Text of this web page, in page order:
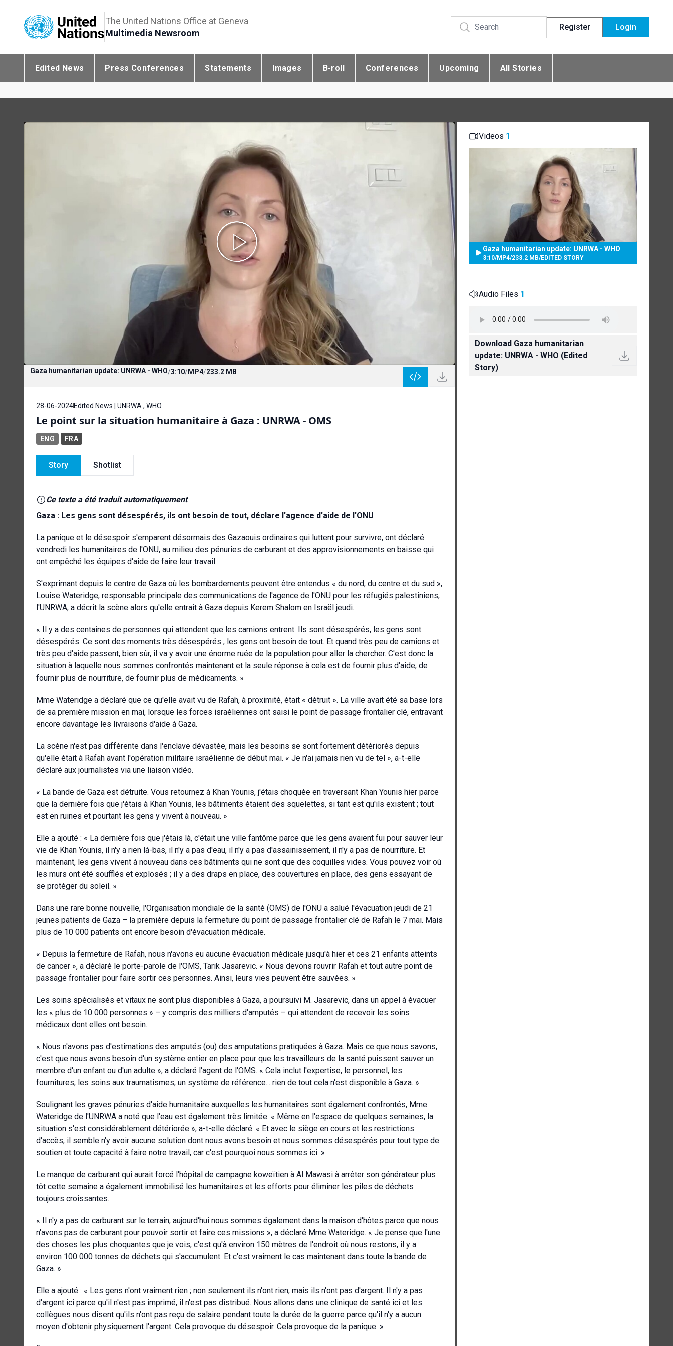
The United Nations Office at Geneva
Multimedia Newsroom
Register Login
Edited News Press Conferences Statements Images B-roll Conferences Upcoming All Stories
Gaza humanitarian update: UNRWA - WHO/3:10/MP4/233.2 MB
28-06-2024Edited News | UNRWA , WHO
Le point sur la situation humanitaire à Gaza : UNRWA - OMS
ENG FRA
Story Shotlist
Ce texte a été traduit automatiquement
Gaza : Les gens sont désespérés, ils ont besoin de tout, déclare l'agence d'aide de l'ONU
La panique et le désespoir s'emparent désormais des Gazaouis ordinaires qui luttent pour survivre, ont déclaré
vendredi les humanitaires de l'ONU, au milieu des pénuries de carburant et des approvisionnements en baisse qui
ont empêché les équipes d'aide de faire leur travail.
S'exprimant depuis le centre de Gaza où les bombardements peuvent être entendus « du nord, du centre et du sud »,
Louise Wateridge, responsable principale des communications de l'agence de l'ONU pour les réfugiés palestiniens,
l'UNRWA, a décrit la scène alors qu'elle entrait à Gaza depuis Kerem Shalom en Israël jeudi.
« Il y a des centaines de personnes qui attendent que les camions entrent. Ils sont désespérés, les gens sont
désespérés. Ce sont des moments très désespérés ; les gens ont besoin de tout. Et quand très peu de camions et
très peu d'aide passent, bien sûr, il va y avoir une énorme ruée de la population pour aller la chercher. C'est donc la
situation à laquelle nous sommes confrontés maintenant et la seule réponse à cela est de fournir plus d'aide, de
fournir plus de nourriture, de fournir plus de médicaments. »
Mme Wateridge a déclaré que ce qu'elle avait vu de Rafah, à proximité, était « détruit ». La ville avait été sa base lors
de sa première mission en mai, lorsque les forces israéliennes ont saisi le point de passage frontalier clé, entravant
encore davantage les livraisons d'aide à Gaza.
La scène n'est pas différente dans l'enclave dévastée, mais les besoins se sont fortement détériorés depuis
qu'elle était à Rafah avant l'opération militaire israélienne de début mai. « Je n'ai jamais rien vu de tel », a-t-elle
déclaré aux journalistes via une liaison vidéo.
« La bande de Gaza est détruite. Vous retournez à Khan Younis, j'étais choquée en traversant Khan Younis hier parce
que la dernière fois que j'étais à Khan Younis, les bâtiments étaient des squelettes, si tant est qu'ils existent ; tout
est en ruines et pourtant les gens y vivent à nouveau. »
Elle a ajouté : « La dernière fois que j'étais là, c'était une ville fantôme parce que les gens avaient fui pour sauver leur
vie de Khan Younis, il n'y a rien là-bas, il n'y a pas d'eau, il n'y a pas d'assainissement, il n'y a pas de nourriture. Et
maintenant, les gens vivent à nouveau dans ces bâtiments qui ne sont que des coquilles vides. Vous pouvez voir où
les murs ont été soufflés et explosés ; il y a des draps en place, des couvertures en place, des gens essayant de
se protéger du soleil. »
Dans une rare bonne nouvelle, l'Organisation mondiale de la santé (OMS) de l'ONU a salué l'évacuation jeudi de 21
jeunes patients de Gaza – la première depuis la fermeture du point de passage frontalier clé de Rafah le 7 mai. Mais
plus de 10 000 patients ont encore besoin d'évacuation médicale.
« Depuis la fermeture de Rafah, nous n'avons eu aucune évacuation médicale jusqu'à hier et ces 21 enfants atteints
de cancer », a déclaré le porte-parole de l'OMS, Tarik Jasarevic. « Nous devons rouvrir Rafah et tout autre point de
passage frontalier pour faire sortir ces personnes. Ainsi, leurs vies peuvent être sauvées. »
Les soins spécialisés et vitaux ne sont plus disponibles à Gaza, a poursuivi M. Jasarevic, dans un appel à évacuer
les « plus de 10 000 personnes » – y compris des milliers d'amputés – qui attendent de recevoir les soins
médicaux dont elles ont besoin.
« Nous n'avons pas d'estimations des amputés (ou) des amputations pratiquées à Gaza. Mais ce que nous savons,
c'est que nous avons besoin d'un système entier en place pour que les travailleurs de la santé puissent sauver un
membre d'un enfant ou d'un adulte », a déclaré l'agent de l'OMS. « Cela inclut l'expertise, le personnel, les
fournitures, les soins aux traumatismes, un système de référence... rien de tout cela n'est disponible à Gaza. »
Soulignant les graves pénuries d'aide humanitaire auxquelles les humanitaires sont également confrontés, Mme
Wateridge de l'UNRWA a noté que l'eau est également très limitée. « Même en l'espace de quelques semaines, la
situation s'est considérablement détériorée », a-t-elle déclaré. « Et avec le siège en cours et les restrictions
d'accès, il semble n'y avoir aucune solution dont nous avons besoin et nous sommes désespérés pour tout type de
soutien et toute capacité à faire notre travail, car c'est pourquoi nous sommes ici. »
Le manque de carburant qui aurait forcé l'hôpital de campagne koweïtien à Al Mawasi à arrêter son générateur plus
tôt cette semaine a également immobilisé les humanitaires et les efforts pour éliminer les piles de déchets
toujours croissantes.
« Il n'y a pas de carburant sur le terrain, aujourd'hui nous sommes également dans la maison d'hôtes parce que nous
n'avons pas de carburant pour pouvoir sortir et faire ces missions », a déclaré Mme Wateridge. « Je pense que l'une
des choses les plus choquantes que je vois, c'est qu'à environ 150 mètres de l'endroit où nous restons, il y a
environ 100 000 tonnes de déchets qui s'accumulent. Et c'est vraiment le cas maintenant dans toute la bande de
Gaza. »
Elle a ajouté : « Les gens n'ont vraiment rien ; non seulement ils n'ont rien, mais ils n'ont pas d'argent. Il n'y a pas
d'argent ici parce qu'il n'est pas imprimé, il n'est pas distribué. Nous allons dans une clinique de santé ici et les
collègues nous disent qu'ils n'ont pas reçu de salaire pendant toute la durée de la guerre parce qu'il n'y a aucun
moyen d'obtenir physiquement l'argent. Cela provoque du désespoir. Cela provoque de la panique. »
Videos 1
Gaza humanitarian update: UNRWA - WHO
3:10/MP4/233.2 MB/EDITED STORY
Audio Files 1
Download Gaza humanitarian
update: UNRWA - WHO (Edited
Story)